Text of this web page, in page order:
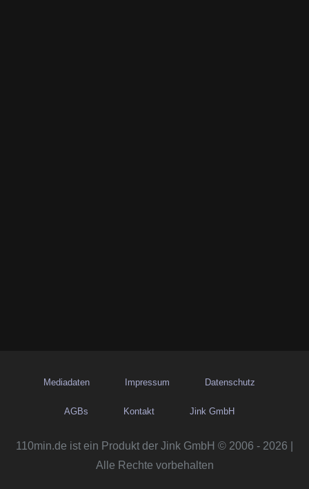
Mediadaten Impressum Datenschutz
AGBs Kontakt Jink GmbH
110min.de ist ein Produkt der Jink GmbH © 2006 - 2026 |
Alle Rechte vorbehalten